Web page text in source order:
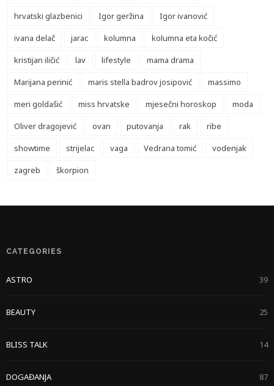
hrvatski glazbenici
Igor geržina
Igor ivanović
ivana delač
jarac kolumna
kolumna eta kočić
kristijan iličić
lav lifestyle
mama drama
Marijana perinić
maris stella badrov josipović
massimo
meri goldašić
miss hrvatske mjesečni horoskop
moda
Oliver dragojević
ovan putovanja rak
ribe
showtime
strijelac vaga Vedrana tomić
vodenjak
zagreb
škorpion
CATEGORIES
ASTRO 39
BEAUTY 25
BLISS TALK 14
DOGAĐANJA 87